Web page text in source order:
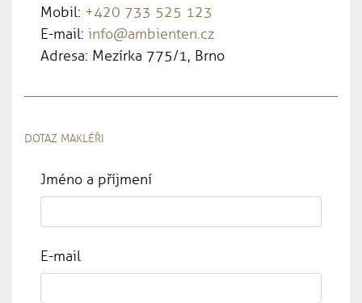
Mobil: +420 733 525 123
E-mail: info@ambienten.cz
Adresa: Mezírka 775/1, Brno
DOTAZ MAKLÉŘI
Jméno a příjmení
E-mail